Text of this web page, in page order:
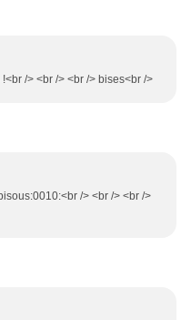
/> <br /> <br /> bises<br />
/> <br /> <br />